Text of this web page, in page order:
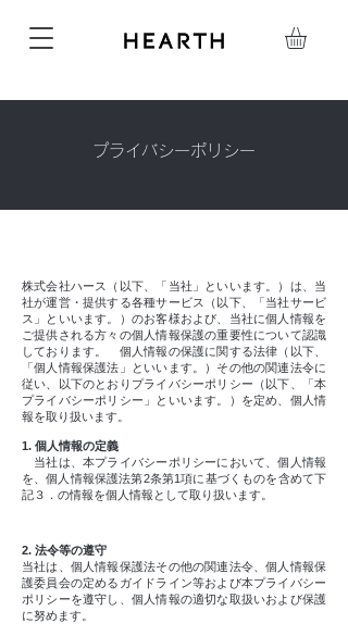
プライバシーポリシー
株式会社ハース（以下、「当社」といいます。）は、当
社が運営・提供する各種サービス（以下、「当社サービ
ス」といいます。）のお客様および、当社に個人情報を
ご提供される方々の個人情報保護の重要性について認識
しております。 個人情報の保護に関する法律（以下、
「個人情報保護法」といいます。）その他の関連法令に
従い、以下のとおりプライバシーポリシー（以下、「本
プライバシーポリシー」といいます。）を定め、個人情
報を取り扱います。
1. 個人情報の定義
当社は、本プライバシーポリシーにおいて、個人情報
を、個人情報保護法第2条第1項に基づくものを含めて下
記３．の情報を個人情報として取り扱います。
2. 法令等の遵守
当社は、個人情報保護法その他の関連法令、個人情報保
護委員会の定めるガイドライン等および本プライバシー
ポリシーを遵守し、個人情報の適切な取扱いおよび保護
に努めます。